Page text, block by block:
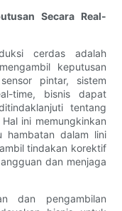
Secara Real-
cerdas adalah
keputusan
pintar, sistem
time, bisnis dapat
tentang
ini memungkinkan
hambatan dalam lini
tindakan korektif
dan menjaga
dan pengambilan